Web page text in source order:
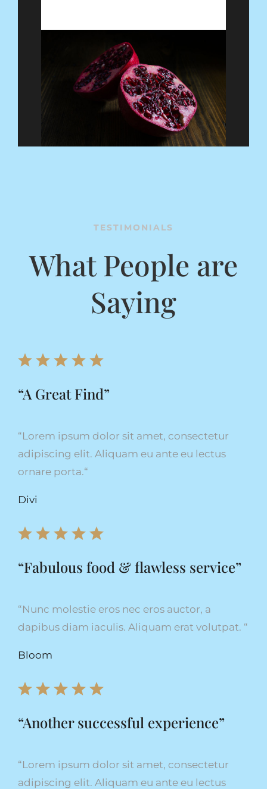
TESTIMONIALS
What People are
Saying
“A Great Find”
“Lorem ipsum dolor sit amet, consectetur
adipiscing elit. Aliquam eu ante eu lectus
ornare porta.“
Divi
“Fabulous food & flawless service”
“Nunc molestie eros nec eros auctor, a
dapibus diam iaculis. Aliquam erat volutpat. “
Bloom
“Another successful experience”
“Lorem ipsum dolor sit amet, consectetur
adipiscing elit. Aliquam eu ante eu lectus